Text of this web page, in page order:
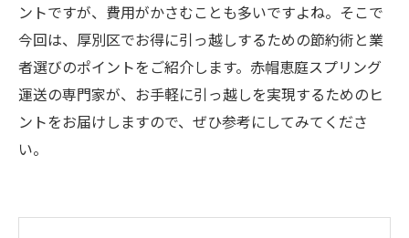
ントですが、費用がかさむことも多いですよね。そこで
今回は、厚別区でお得に引っ越しするための節約術と業
者選びのポイントをご紹介します。赤帽恵庭スプリング
運送の専門家が、お手軽に引っ越しを実現するためのヒ
ントをお届けしますので、ぜひ参考にしてみてくださ
い。